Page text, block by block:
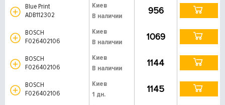
Blue Print
ADB112302
Киев
В наличии
956
BOSCH
F026402106
Киев
В наличии
1069
BOSCH
F026402106
Киев
В наличии
1144
BOSCH
F026402106
Киев
1 дн.
1145